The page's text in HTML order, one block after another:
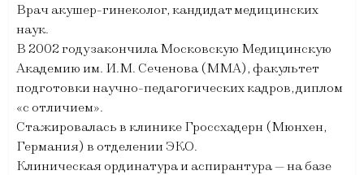
Врач акушер-гинеколог, кандидат медицинских
наук.
В 2002 году закончила Московскую Медицинскую
Академию им. И.М. Сеченова (ММА), факультет
подготовки научно-педагогических кадров, диплом
«с отличием».
Стажировалась в клинике Гроссхадерн (Мюнхен,
Германия) в отделении ЭКО.
Клиническая ординатура и аспирантура — на базе